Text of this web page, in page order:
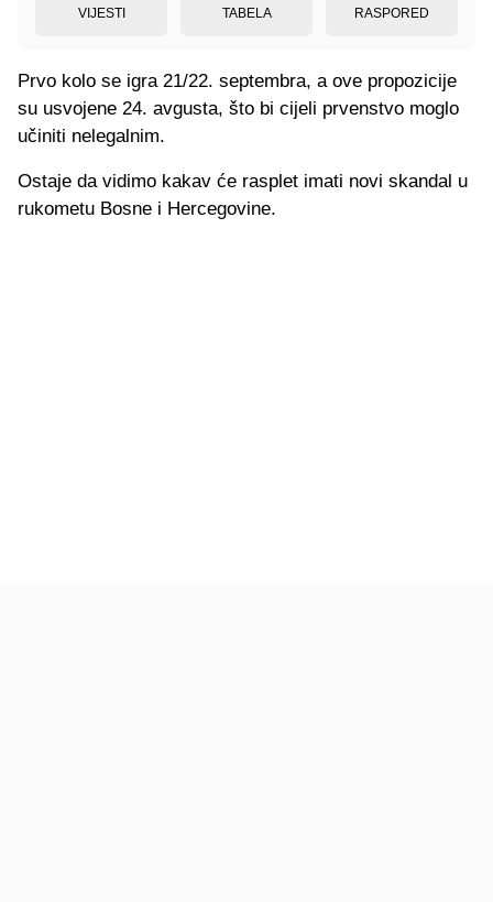
VIJESTI TABELA RASPORED
Prvo kolo se igra 21/22. septembra, a ove propozicije
su usvojene 24. avgusta, što bi cijeli prvenstvo moglo
učiniti nelegalnim.
Ostaje da vidimo kakav će rasplet imati novi skandal u
rukometu Bosne i Hercegovine.